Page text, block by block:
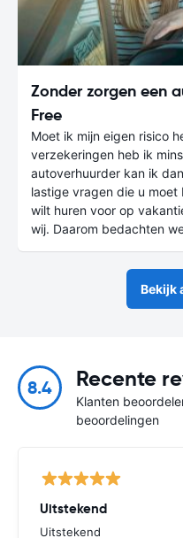
Zonder zorgen een
Free
Moet ik mijn eigen risico
verzekeringen heb ik
autoverhuurder kan ik
lastige vragen die u
wilt huren voor op
wij. Daarom bedachten
Bekijk
8.4 Recente
Klanten
beoordelingen
Uitstekend
Uitstekend